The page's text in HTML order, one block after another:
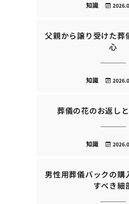
知識
父親から譲り受けた葬
心
知識
葬儀の花のお返し
知識
男性用葬儀バックの購
すべき細